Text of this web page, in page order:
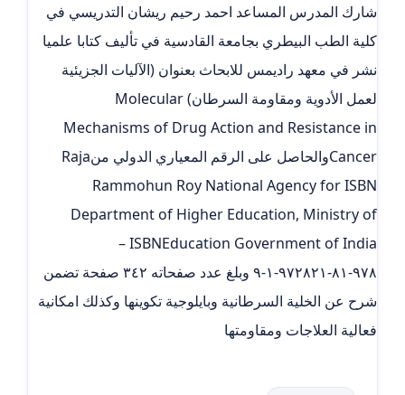
شارك المدرس المساعد احمد رحيم ريشان التدريسي في
كلية الطب البيطري بجامعة القادسية في تأليف كتابا علميا
نشر في معهد راديمس للابحاث بعنوان (الآليات الجزيئية
لعمل الأدوية ومقاومة السرطان) ‏Molecular
Mechanisms of Drug Action and Resistance in
Cancerوالحاصل على الرقم المعياري الدولي من‏Raja
Rammohun Roy National Agency for ISBN
Department of Higher Education, Ministry of
Education Government of India‏ISBN –
٩٧٨-٨١-٩٧٢٨٢١-١-٩ وبلغ عدد صفحاته ٣٤٢ صفحة تضمن
شرح عن الخلية السرطانية وبايلوجية تكوينها وكذلك امكانية
فعالية العلاجات ومقاومتها